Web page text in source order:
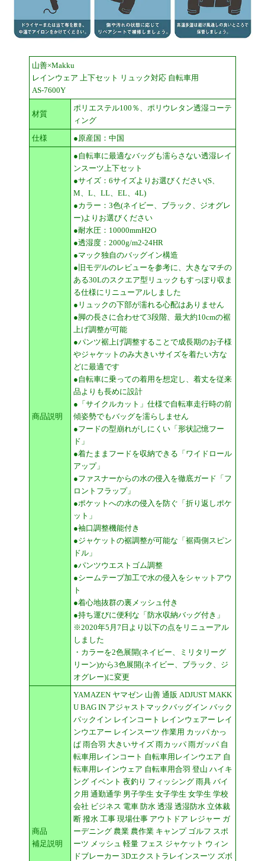
山善×Makku
レインウェア 上下セット リュック対応 自転車用
AS-7600Y
材質
ポリエステル100％、ポリウレタン透湿コーテ
ィング
仕様
●原産国：中国
商品説明
●自転車に最適なバッグも濡らさない透湿レイ
ンスーツ上下セット
●サイズ：6サイズよりお選びください(S、
M、L、LL、EL、4L)
●カラー：3色(ネイビー、ブラック、ジオグレ
ー)よりお選びください
●耐水圧：10000mmH2O
●透湿度：2000g/m2-24HR
●マック独自のバッグイン構造
●旧モデルのレビューを参考に、大きなマチの
ある30Lのスクエア型リュックもすっぽり収ま
る仕様にリニューアルしました
●リュックの下部が濡れる心配はありません
●脚の長さに合わせて3段階、最大約10cmの裾
上げ調整が可能
●パンツ裾上げ調整することで成長期のお子様
やジャケットのみ大きいサイズを着たい方な
どに最適です
●自転車に乗っての着用を想定し、着丈を従来
品よりも長めに設計
●「サイクルカット」仕様で自転車走行時の前
傾姿勢でもバッグを濡らしません
●フードの型崩れがしにくい「形状記憶フー
ド」
●着たままフードを収納できる「ワイドロール
アップ」
●ファスナーからの水の侵入を徹底ガード「フ
ロントフラップ」
●ポケットへの水の侵入を防ぐ「折り返しポケ
ット」
●袖口調整機能付き
●ジャケットの裾調整が可能な「裾両側スピン
ドル」
●パンツウエストゴム調整
●シームテープ加工で水の侵入をシャットアウ
ト
●着心地抜群の裏メッシュ付き
●持ち運びに便利な「防水収納バッグ付き」
※2020年5月7日より以下の点をリニューアル
しました
・カラーを2色展開(ネイビー、ミリタリーグ
リーン)から3色展開(ネイビー、ブラック、ジ
オグレー)に変更
商品
補足説明
YAMAZEN ヤマゼン 山善 通販 ADJUST MAKK
U BAG IN アジャストマックバッグイン バック
パックイン レインコート レインウェアー レイ
ンウエアー レインスーツ 作業用 カッパ かっ
ぱ 雨合羽 大きいサイズ 雨カッパ 雨ガッパ 自
転車用レインコート 自転車用レインウエア 自
転車用レインウェア 自転車用合羽 登山 ハイキ
ング イベント 夜釣り フィッシング 雨具 バイ
ク用 通勤通学 男子学生 女子学生 女学生 学校
会社 ビジネス 電車 防水 透湿 透湿防水 立体裁
断 撥水 工事 現場仕事 アウトドア レジャー ガ
ーデニング 農業 農作業 キャンプ ゴルフ スポ
ーツ メッシュ 軽量 フェス ジャケット ウィン
ドブレーカー 3Dエクストラレインスーツ ズボ